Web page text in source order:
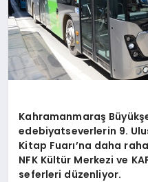
Kahramanmaraş
edebiyatseverlerin 9.
Kitap Fuarı’na daha
NFK Kültür Merkezi ve
seferleri düzenliyor.